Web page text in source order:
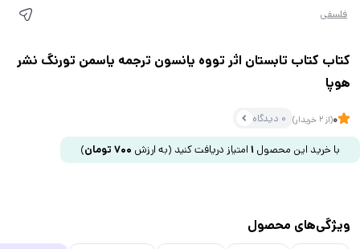
فلسفی
کتاب کتاب تابستان اثر تووه یانسون ترجمه یاسمن تورنگ نشر
هوپا
0(از 2 خریدار) 0 دیدگاه
با خرید این محصول 1 امتیاز دریافت کنید (به ارزش 700 تومان)
ویژگی‌های محصول